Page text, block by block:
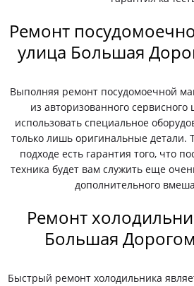
Ремонт
улица Большая
Выполняя ремонт посудомоечной
из авторизованного
использовать специальное
только лишь оригинальные детали.
подходе есть гарантия того, что
техника будет вам служить еще
дополнительного
Ремонт
Большая
Быстрый ремонт холодильника